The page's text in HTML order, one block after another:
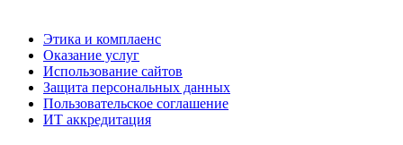
Этика и комплаенс
Оказание услуг
Использование сайтов
Защита персональных данных
Пользовательское соглашение
ИТ аккредитация